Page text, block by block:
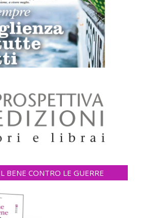
BENE CONTRO LE GUERRE